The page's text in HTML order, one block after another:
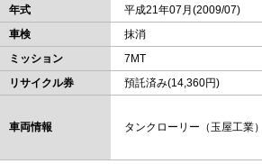
年式
平成21年07月(2009/07)
車検
抹消
ミッション
7MT
リサイクル券
預託済み(14,360円)
車両情報 タンクローリー（玉屋工